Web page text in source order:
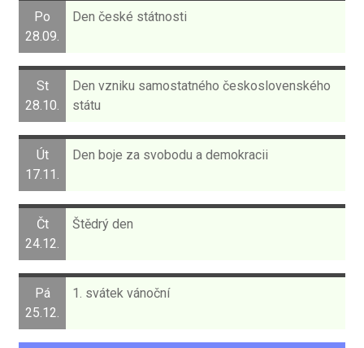
Po
28.09.
Den české státnosti
St
28.10.
Den vzniku samostatného československého
státu
Út
17.11.
Den boje za svobodu a demokracii
Čt
24.12.
Štědrý den
Pá
25.12.
1. svátek vánoční